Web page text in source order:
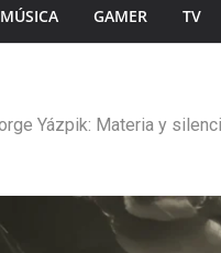
MÚSICA GAMER TV
Yázpik: Materia y